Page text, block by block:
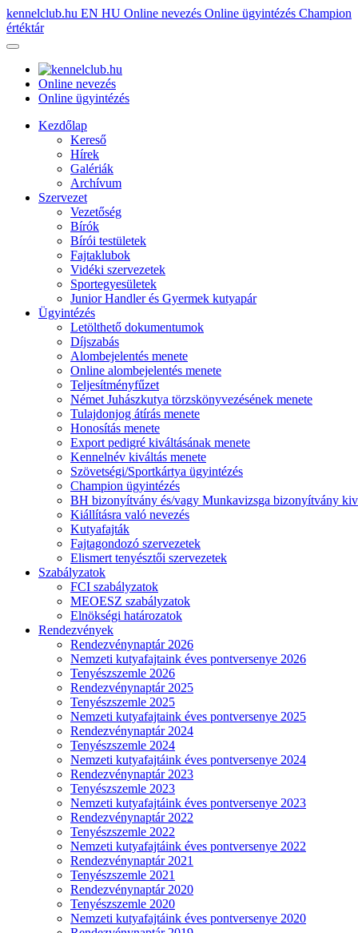
kennelclub.hu EN HU Online nevezés Online ügyintézés Champion
értéktár
Online nevezés
Online ügyintézés
Kezdőlap
Kereső
Hírek
Galériák
Archívum
Szervezet
Vezetőség
Bírók
Bírói testületek
Fajtaklubok
Vidéki szervezetek
Sportegyesületek
Junior Handler és Gyermek kutyapár
Ügyintézés
Letölthető dokumentumok
Díjszabás
Alombejelentés menete
Online alombejelentés menete
Teljesítményfűzet
Német Juhászkutya törzskönyvezésének menete
Tulajdonjog átírás menete
Honosítás menete
Export pedigré kiváltásának menete
Kennelnév kiváltás menete
Szövetségi/Sportkártya ügyintézés
Champion ügyintézés
BH bizonyítvány és/vagy Munkavizsga bizonyítvány
Kiállításra való nevezés
Kutyafajták
Fajtagondozó szervezetek
Elismert tenyésztői szervezetek
Szabályzatok
FCI szabályzatok
MEOESZ szabályzatok
Elnökségi határozatok
Rendezvények
Rendezvénynaptár 2026
Nemzeti kutyafajtaink éves pontversenye 2026
Tenyészszemle 2026
Rendezvénynaptár 2025
Tenyészszemle 2025
Nemzeti kutyafajtaink éves pontversenye 2025
Rendezvénynaptár 2024
Tenyészszemle 2024
Nemzeti kutyafajtáink éves pontversenye 2024
Rendezvénynaptár 2023
Tenyészszemle 2023
Nemzeti kutyafajtáink éves pontversenye 2023
Rendezvénynaptár 2022
Tenyészszemle 2022
Nemzeti kutyafajtáink éves pontversenye 2022
Rendezvénynaptár 2021
Tenyészszemle 2021
Rendezvénynaptár 2020
Tenyészszemle 2020
Nemzeti kutyafajtáink éves pontversenye 2020